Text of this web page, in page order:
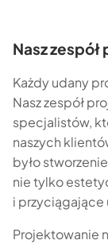
Nasz
Każdy udany
Nasz zespół
specjalistów,
naszych
było
nie tylko
i przyciągające
Projektowanie